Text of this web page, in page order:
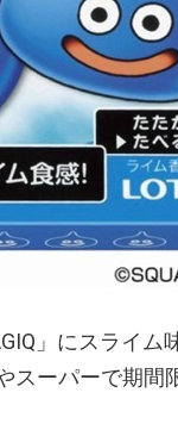
」にスライム
ーパーで期間